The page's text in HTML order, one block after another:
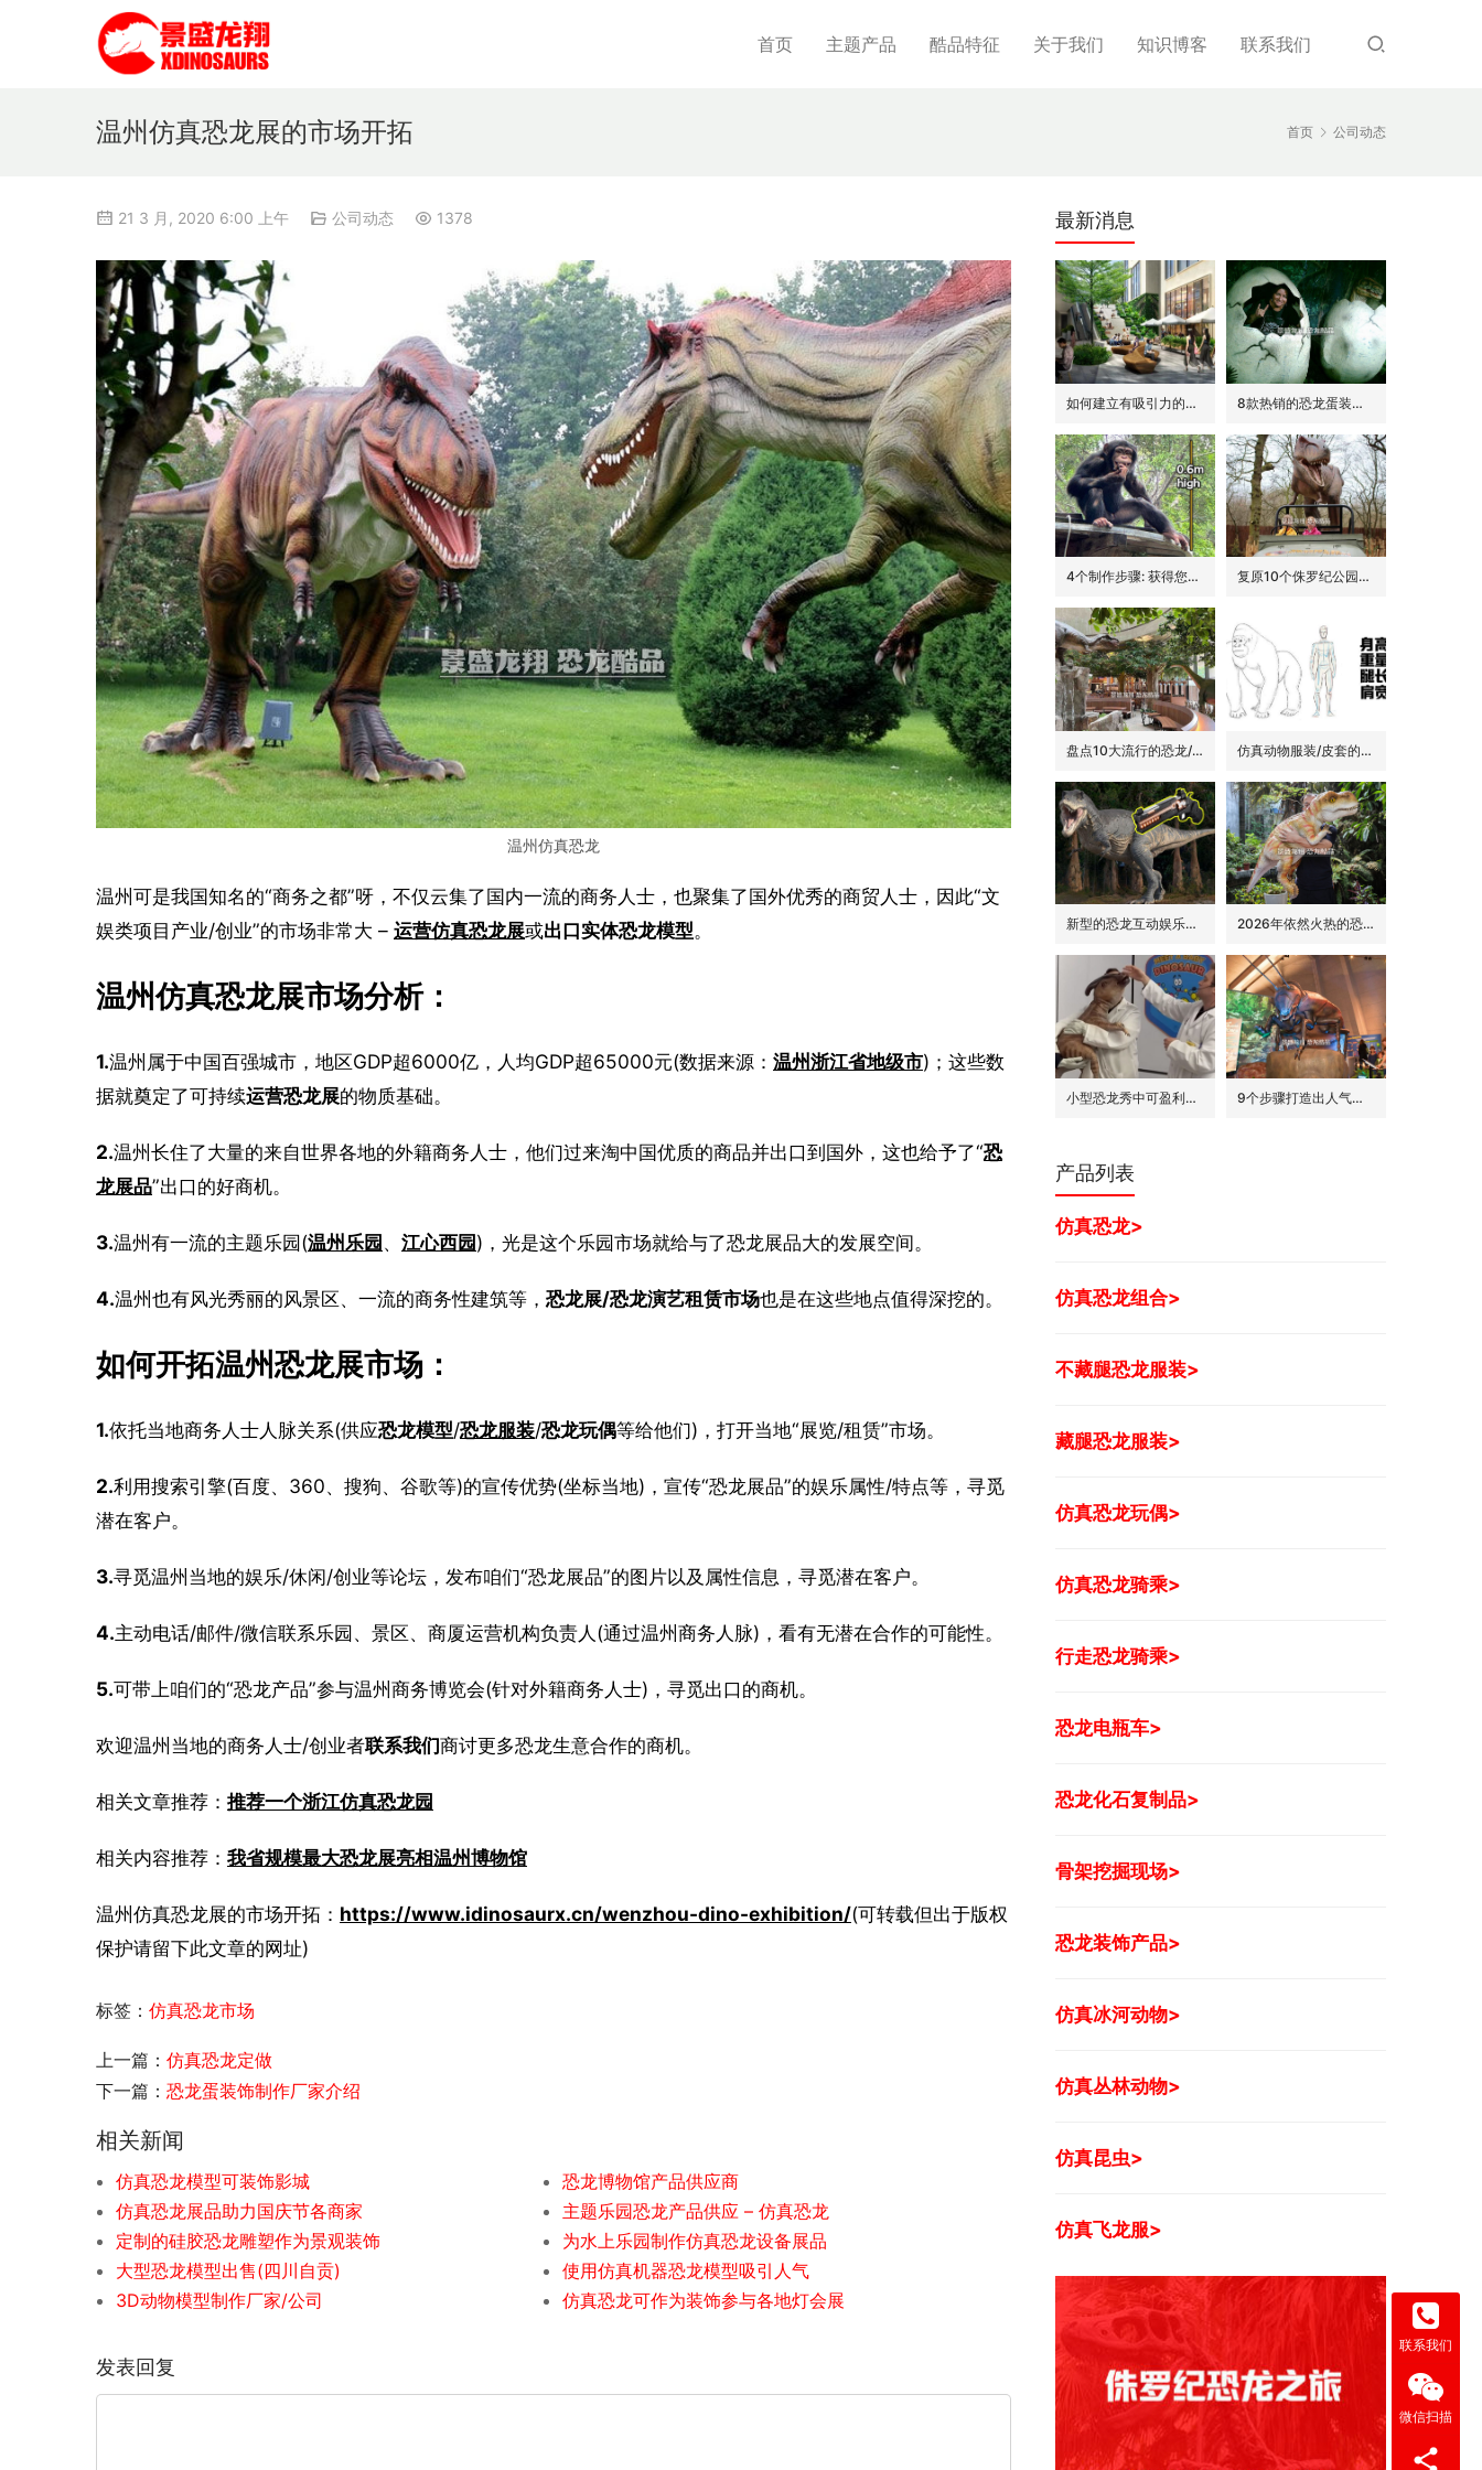
首页 主题产品 酷品特征 关于我们 知识博客 联系我们
首页 公司动态
温州仿真恐龙展的市场开拓
21 3 月, 2020 6:00 上午 公司动态 1378
温州仿真恐龙
温州可是我国知名的“商务之都”呀，不仅云集了国内一流的商务人士，也聚集了国外优秀的商贸人士，因此“文
娱类项目产业/创业”的市场非常大 – 运营仿真恐龙展或出口实体恐龙模型。
温州仿真恐龙展市场分析：
1.温州属于中国百强城市，地区GDP超6000亿，人均GDP超65000元(数据来源： 温州浙江省地级市)；这些数
据就奠定了可持续运营恐龙展的物质基础。
2.温州长住了大量的来自世界各地的外籍商务人士，他们过来淘中国优质的商品并出口到国外，这也给予了“恐
龙展品”出口的好商机。
3.温州有一流的主题乐园(温州乐园 、 江心西园)，光是这个乐园市场就给与了恐龙展品大的发展空间。
4.温州也有风光秀丽的风景区、一流的商务性建筑等， 恐龙展/恐龙演艺租赁市场也是在这些地点值得深挖的。
如何开拓温州恐龙展市场：
1.依托当地商务人士人脉关系(供应恐龙模型/恐龙服装/恐龙玩偶等给他们)，打开当地“展览/租赁”市场。
2.利用搜索引擎(百度、360、搜狗、谷歌等)的宣传优势(坐标当地)，宣传“恐龙展品”的娱乐属性/特点等，寻觅
潜在客户。
3.寻觅温州当地的娱乐/休闲/创业等论坛，发布咱们“恐龙展品”的图片以及属性信息，寻觅潜在客户。
4.主动电话/邮件/微信联系乐园、景区、商厦运营机构负责人(通过温州商务人脉)，看有无潜在合作的可能性。
5.可带上咱们的“恐龙产品”参与温州商务博览会(针对外籍商务人士)，寻觅出口的商机。
欢迎温州当地的商务人士/创业者联系我们商讨更多恐龙生意合作的商机。
相关文章推荐： 推荐一个浙江仿真恐龙园
相关内容推荐： 我省规模最大恐龙展亮相温州博物馆
温州仿真恐龙展的市场开拓： https://www.idinosaurx.cn/wenzhou-dino-exhibition/(可转载但出于版权
保护请留下此文章的网址)
标签： 仿真恐龙市场
上一篇： 仿真恐龙定做
下一篇： 恐龙蛋装饰制作厂家介绍
相关新闻
仿真恐龙模型可装饰影城
恐龙博物馆产品供应商
仿真恐龙展品助力国庆节各商家
主题乐园恐龙产品供应 – 仿真恐龙
定制的硅胶恐龙雕塑作为景观装饰
为水上乐园制作仿真恐龙设备展品
大型恐龙模型出售(四川自贡)
使用仿真机器恐龙模型吸引人气
3D动物模型制作厂家/公司
仿真恐龙可作为装饰参与各地灯会展
发表回复
最新消息
如何建立有吸引力的商场外围(恐龙或流行主题) 8款热销的恐龙蛋装饰(模型/雕塑)供参考
4个制作步骤: 获得您的动物手偶 复原10个侏罗纪公园里的经典恐龙品种
盘点10大流行的恐龙/侏罗纪主题花园餐吧的景观装饰 仿真动物服装/皮套的6大卖点
新型的恐龙互动娱乐设备/设施: 激光枪射击启动恐龙 2026年依然火热的恐龙手偶道具
小型恐龙秀中可盈利的7种模式 9个步骤打造出人气旺的巨型昆虫世界展
产品列表
仿真恐龙>
仿真恐龙组合>
不藏腿恐龙服装>
藏腿恐龙服装>
仿真恐龙玩偶>
仿真恐龙骑乘>
行走恐龙骑乘>
恐龙电瓶车>
恐龙化石复制品>
骨架挖掘现场>
恐龙装饰产品>
仿真冰河动物>
仿真丛林动物>
仿真昆虫>
仿真飞龙服>
联系我们
微信扫描